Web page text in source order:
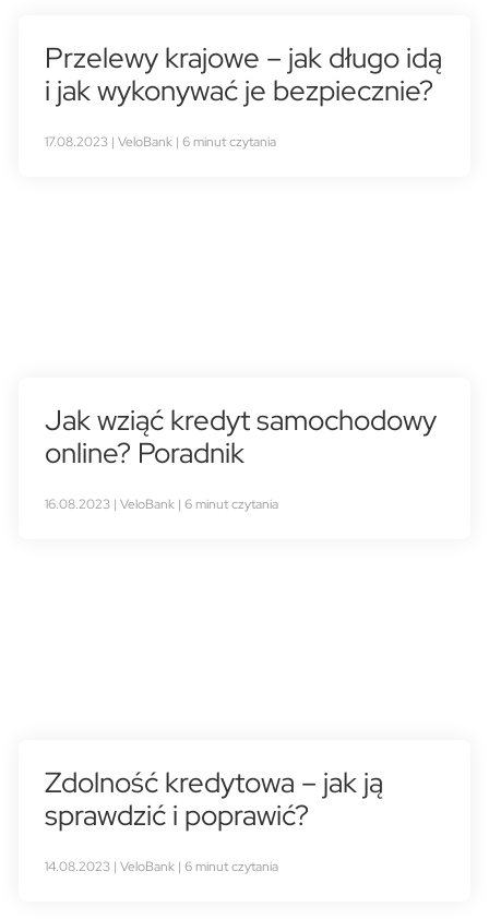
Przelewy krajowe – jak długo idą
i jak wykonywać je bezpiecznie?
17.08.2023 | VeloBank | 6 minut czytania
Jak wziąć kredyt samochodowy
online? Poradnik
16.08.2023 | VeloBank | 6 minut czytania
Zdolność kredytowa – jak ją
sprawdzić i poprawić?
14.08.2023 | VeloBank | 6 minut czytania